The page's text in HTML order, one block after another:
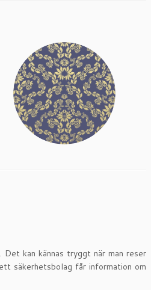
kan kännas tryggt när man reser
säkerhetsbolag får information om